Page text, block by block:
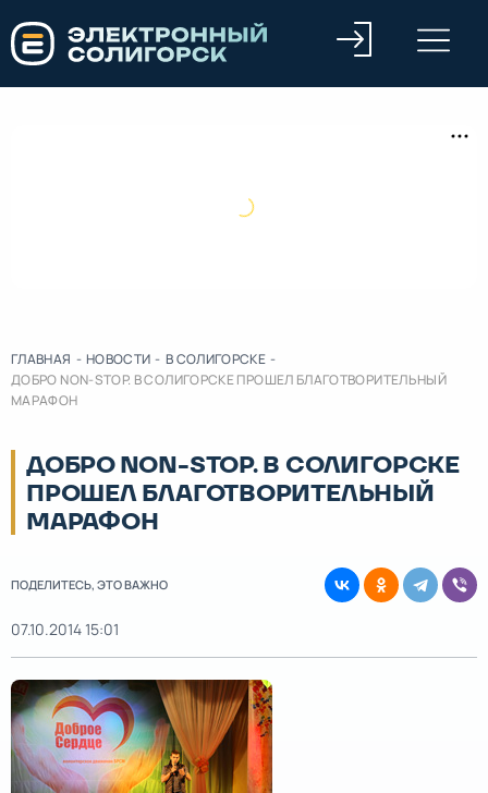
ГЛАВНАЯ - НОВОСТИ - В СОЛИГОРСКЕ -
ДОБРО NON-STOP. В СОЛИГОРСКЕ ПРОШЕЛ БЛАГОТВОРИТЕЛЬНЫЙ
МАРАФОН
ДОБРО NON-STOP. В СОЛИГОРСКЕ
ПРОШЕЛ БЛАГОТВОРИТЕЛЬНЫЙ
МАРАФОН
ПОДЕЛИТЕСЬ, ЭТО ВАЖНО
07.10.2014 15:01